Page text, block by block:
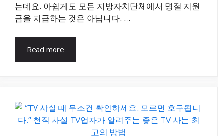
는데요. 아쉽게도 모든 지방자치단체에서 명절 지원
금을 지급하는 것은 아닙니다. …
Read more